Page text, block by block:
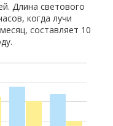
Длина светового
когда лучи
составляет 10